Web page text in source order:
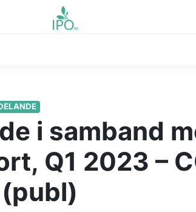
i samband
Q1 2023 –